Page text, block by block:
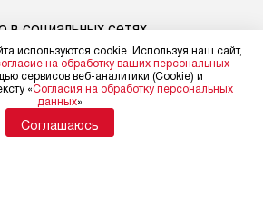
в социальных сетях
Для физических лиц
russia.ru
Для юридических лиц
используются cookie. Используя наш сайт,
на обработку ваших персональных
сервисов веб-аналитики (Cookie) и
«Согласия на обработку персональных
данных»
Соглашаюсь